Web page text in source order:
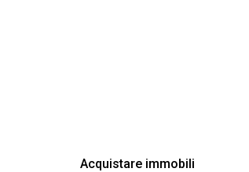
Acquistare immobili